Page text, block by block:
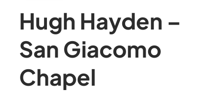
Hugh Hayden –
San Giacomo
Chapel